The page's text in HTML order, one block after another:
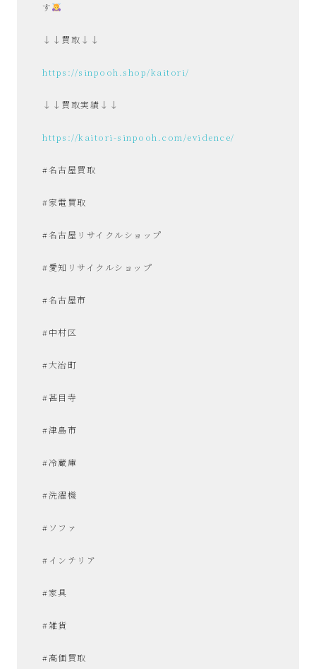
す
↓↓買取↓↓
https://sinpooh.shop/kaitori/
↓↓買取実績↓↓
https://kaitori-sinpooh.com/evidence/
#名古屋買取
#家電買取
#名古屋リサイクルショップ
#愛知リサイクルショップ
#名古屋市
#中村区
#大治町
#甚目寺
#津島市
#冷蔵庫
#洗濯機
#ソファ
#インテリア
#家具
#雑貨
#高価買取